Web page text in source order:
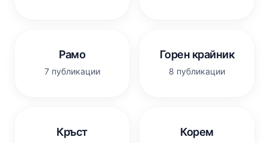
Рамо
7 публикации
Горен крайник
8 публикации
Кръст Корем